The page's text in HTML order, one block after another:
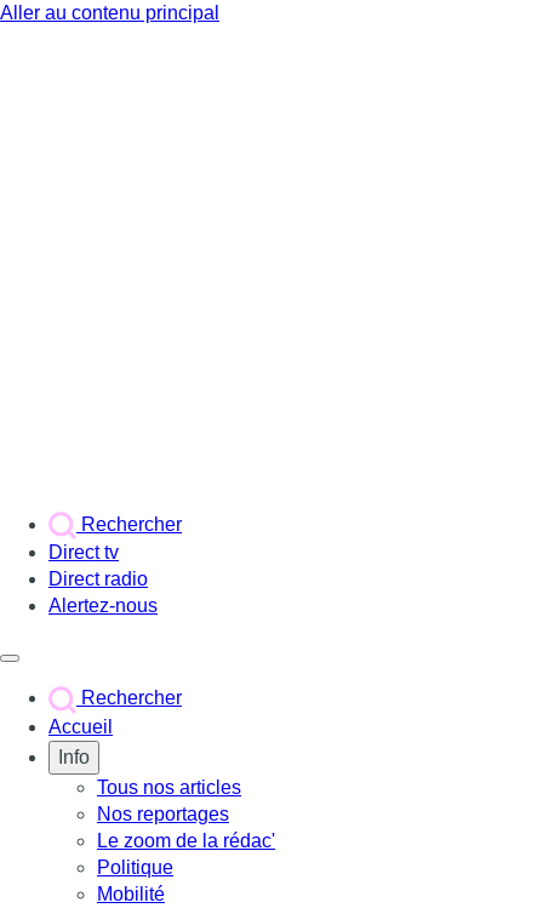
Aller au contenu principal
Rechercher
Direct tv
Direct radio
Alertez-nous
Rechercher
Accueil
Info
Tous nos articles
Nos reportages
Le zoom de la rédac'
Politique
Mobilité